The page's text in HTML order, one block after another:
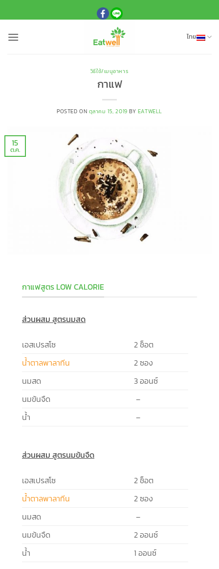
ไป
เนื้อหา
ไทย
วิธีใช้/เมนูอาหาร
กาแฟ
POSTED ON ตุลาคม 15, 2019 BY EATWELL
15
ต.ค.
กาแฟสูตร LOW CALORIE
ส่วนผสม สูตรนมสด
เอสเปรสโซ
2 ช็อต
น้ำตาลพาลาทีน
2 ซอง
นมสด
3 ออนซ์
นมข้นจืด
–
น้ำ
–
ส่วนผสม สูตรนมข้นจืด
เอสเปรสโซ
2 ช็อต
น้ำตาลพาลาทีน
2 ซอง
นมสด
–
นมข้นจืด
2 ออนซ์
น้ำ
1 ออนซ์